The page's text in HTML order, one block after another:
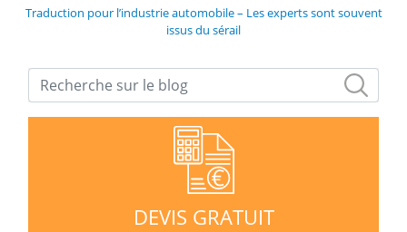
Traduction pour l’industrie automobile – Les experts sont souvent
issus du sérail
DEVIS GRATUIT